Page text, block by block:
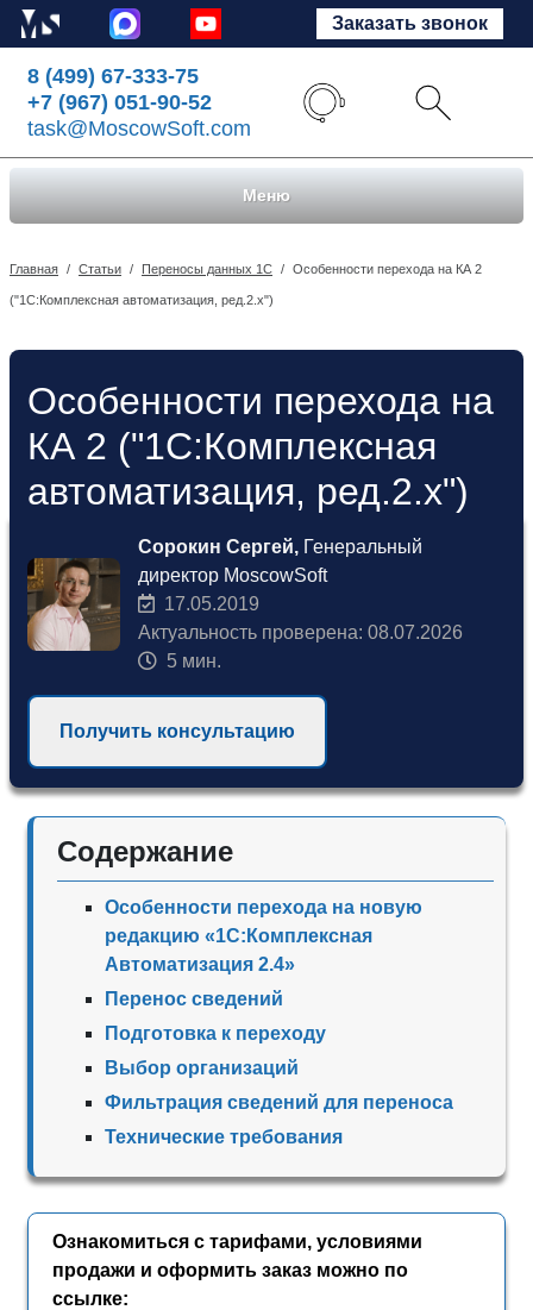
Заказать звонок
8 (499) 67-333-75
+7 (967) 051-90-52
task@MoscowSoft.com
Меню
Главная / Статьи / Переносы данных 1С / Особенности перехода на КА 2
("1C:Комплексная автоматизация, ред.2.х")
Особенности перехода на
КА 2 ("1C:Комплексная
автоматизация, ред.2.х")
Сорокин Сергей, Генеральный
директор MoscowSoft
17.05.2019
Актуальность проверена: 08.07.2026
5 мин.
Получить консультацию
Содержание
Особенности перехода на новую
редакцию «1С:Комплексная
Автоматизация 2.4»
Перенос сведений
Подготовка к переходу
Выбор организаций
Фильтрация сведений для переноса
Технические требования
Ознакомиться с тарифами, условиями
продажи и оформить заказ можно по
ссылке: